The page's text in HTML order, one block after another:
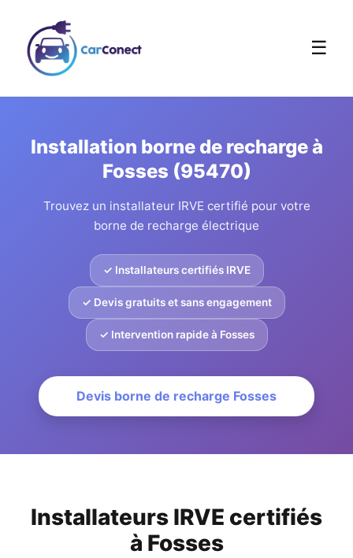
☰
Installation borne de recharge à
Fosses (95470)
Trouvez un installateur IRVE certifié pour votre
borne de recharge électrique
✓ Installateurs certifiés IRVE
✓ Devis gratuits et sans engagement
✓ Intervention rapide à Fosses
Devis borne de recharge Fosses
Installateurs IRVE certifiés
à Fosses